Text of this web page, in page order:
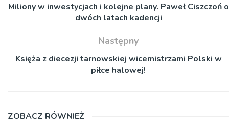
Miliony w inwestycjach i kolejne plany. Paweł Ciszczoń o
dwóch latach kadencji
Następny
Księża z diecezji tarnowskiej wicemistrzami Polski w
piłce halowej!
ZOBACZ RÓWNIEŻ